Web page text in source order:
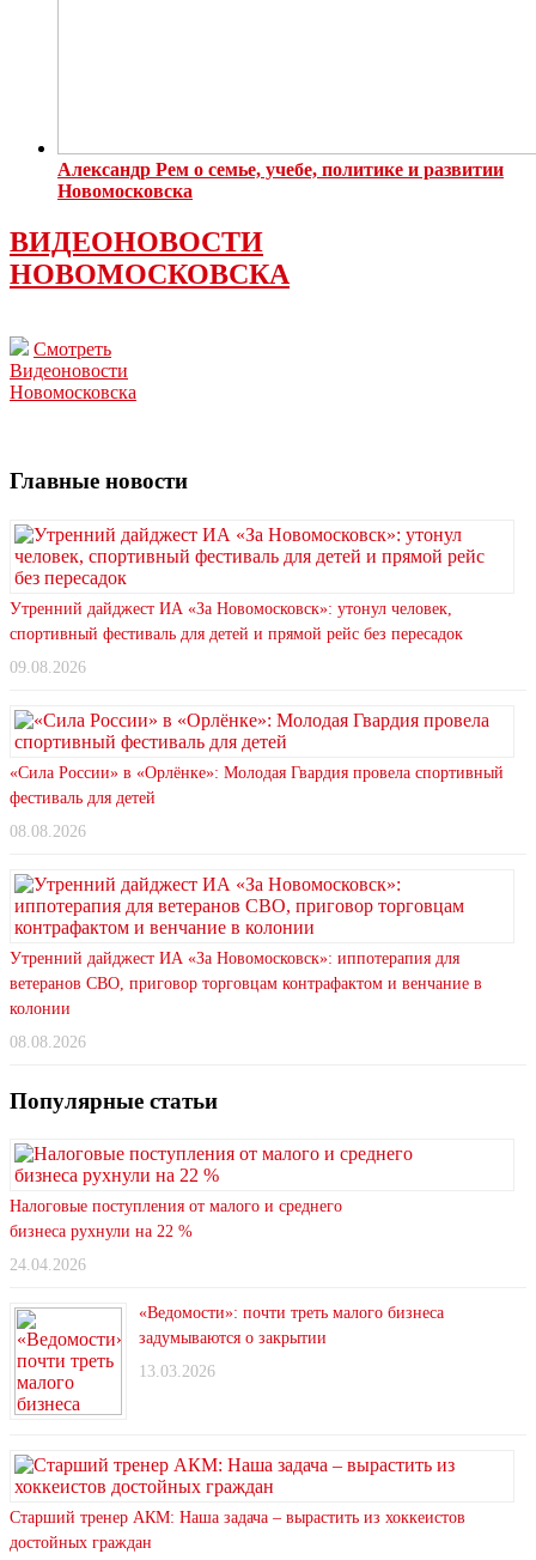
Александр Рем о семье, учебе, политике и развитии
Новомосковска
ВИДЕОНОВОСТИ
НОВОМОСКОВСКА
Смотреть
Видеоновости
Новомосковска
Главные новости
Утренний дайджест ИА «За Новомосковск»: утонул человек,
спортивный фестиваль для детей и прямой рейс без пересадок
09.08.2026
«Сила России» в «Орлёнке»: Молодая Гвардия провела спортивный
фестиваль для детей
08.08.2026
Утренний дайджест ИА «За Новомосковск»: иппотерапия для
ветеранов СВО, приговор торговцам контрафактом и венчание в
колонии
08.08.2026
Популярные статьи
Налоговые поступления от малого и среднего
бизнеса рухнули на 22 %
24.04.2026
«Ведомости»: почти треть малого бизнеса
задумываются о закрытии
13.03.2026
Старший тренер АКМ: Наша задача – вырастить из хоккеистов
достойных граждан